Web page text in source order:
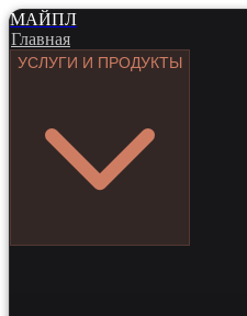
МАЙПЛ
Главная
УСЛУГИ И ПРОДУКТЫ